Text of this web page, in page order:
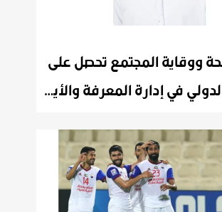
ووقاية المجتمع تحصل على
الاعتماد الدولي في إدارة المعرفة والأيزو في نظام إدارة المؤسسات التعليمية